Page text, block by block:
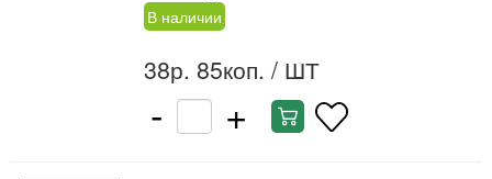
В наличии
38р. 85коп. / ШТ
- +